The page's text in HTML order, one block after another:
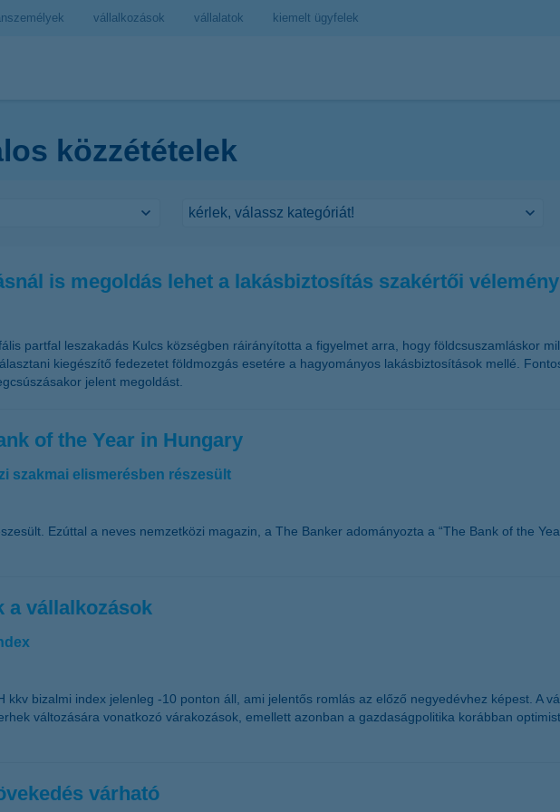
vállalkozások vállalatok kiemelt ügyfelek
közzétételek
is megoldás lehet a lakásbiztosítás szakértői
partfal leszakadás Kulcs községben ráirányította a figyelmet arra, hogy földcsuszamláskor
kiegészítő fedezetet földmozgás esetére a hagyományos lakásbiztosítások mellé.
jelent megoldást.
of the Year in Hungary
szakmai elismerésben részesült
Ezúttal a neves nemzetközi magazin, a The Banker adományozta a “The Bank of the
a vállalkozások
kkv bizalmi index jelenleg -10 ponton áll, ami jelentős romlás az előző negyedévhez képest. A
változására vonatkozó várakozások, emellett azonban a gazdaságpolitika korábban
várható